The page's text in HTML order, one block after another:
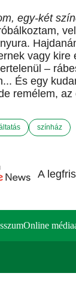
egy-két
vagy
–
És egy
remélem,
színház
A
Online